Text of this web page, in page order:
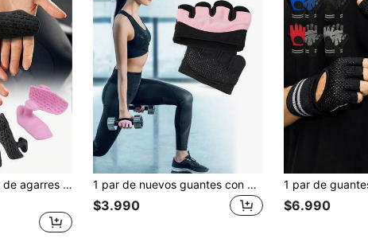
de palma resistentes al desgaste, cojín de palma anti-callos para mancuernas, levantamiento de pesas, entrenamiento de fitness en el gimnasio
1 par de nuevos guantes con 4 dedos transpirables y absorbentes para fitness, guantes con media palma de silicona antideslizante aptos para hombres y mujeres, levantamiento de pesas, mancuernas, yoga, deportes y entrenamiento en el gimnasio, accesorios de gimnasio
$3.990 $6.990